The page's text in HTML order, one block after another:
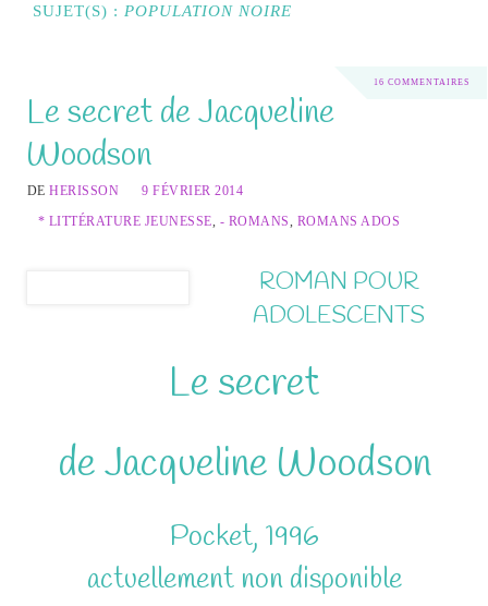
SUJET(S) : POPULATION NOIRE
16 COMMENTAIRES
Le secret de Jacqueline
Woodson
DEHERISSON
9 FÉVRIER 2014
* LITTÉRATURE JEUNESSE, - ROMANS, ROMANS ADOS
ROMAN POUR
ADOLESCENTS
Le secret
de Jacqueline Woodson
Pocket, 1996
actuellement non disponible